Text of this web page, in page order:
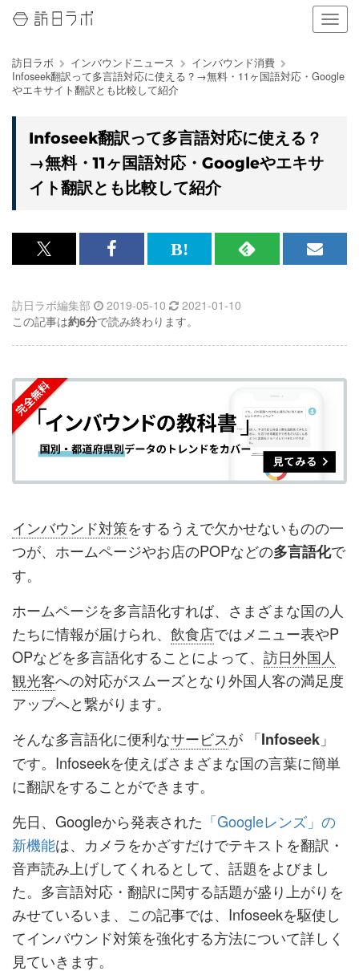
ナ
ビ
ー
シ
替
る
訪日ラボ インバウンドニュース
インバウンド消費
Infoseek翻訳って多言語対応に使える？→無料・11ヶ国語対応・Google
やエキサイト翻訳とも比較して紹介
Infoseek翻訳って多言語対応に使える？
→無料・11ヶ国語対応・Googleやエキサ
イト翻訳とも比較して紹介
x<br>
記
事
シ
ェ
ア
す
る
Facebook<br>
記
事
シ
ェ
ア
す
る
は
な
ブ
ク
マ
ー
ク
に
加
RSS
購
読
す
る
メ
録
す
訪日ラボ編集部 2019-05-10
2021-01-10
この記事は約6分で読み終わります。
インバウンド対策をするうえで欠かせないものの一
つが、ホームページやお店のPOPなどの多言語化で
す。
ホームページを多言語化すれば、さまざまな国の人
たちに情報が届けられ、 飲食店ではメニュー表やP
OPなどを多言語化することによって、 訪日外国人
観光客への対応がスムーズとなり外国人客の満足度
アップへと繋がります。
そんな多言語化に便利なサービスが 「Infoseek 」
です。Infoseekを使えばさまざまな国の言葉に簡単
に翻訳をすることができます。
先日、Googleから発表された 「Googleレンズ」の
新機能は、カメラをかざすだけでテキストを翻訳・
音声読み上げしてくれるとして、話題をよびまし
た。多言語対応・翻訳に関する話題が盛り上がりを
みせているいま、この記事では、Infoseekを駆使し
てインバウンド対策を強化する方法について詳しく
見ていきます。